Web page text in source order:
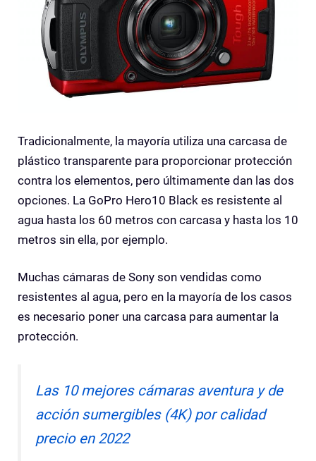
Tradicionalmente, la mayoría utiliza una carcasa de
plástico transparente para proporcionar protección
contra los elementos, pero últimamente dan las dos
opciones. La GoPro Hero10 Black es resistente al
agua hasta los 60 metros con carcasa y hasta los 10
metros sin ella, por ejemplo.
Muchas cámaras de Sony son vendidas como
resistentes al agua, pero en la mayoría de los casos
es necesario poner una carcasa para aumentar la
protección.
Las 10 mejores cámaras aventura y de
acción sumergibles (4K) por calidad
precio en 2022